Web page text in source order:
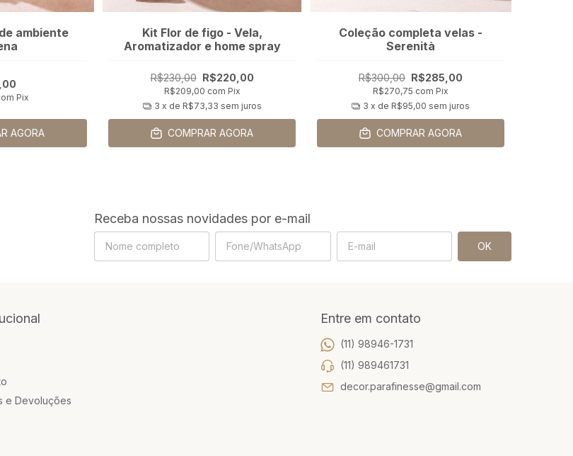
ambiente
Pix
AGORA
Kit Flor de figo - Vela,
Aromatizador e home spray
R$230,00 R$220,00
R$209,00 com Pix
3 x de R$73,33 sem juros
COMPRAR AGORA
Coleção completa velas -
Serenità
R$300,00 R$285,00
R$270,75 com Pix
3 x de R$95,00 sem juros
COMPRAR AGORA
Receba nossas novidades por e-mail
e Devoluções
Entre em contato
(11) 98946-1731
(11) 989461731
decor.parafinesse@gmail.com